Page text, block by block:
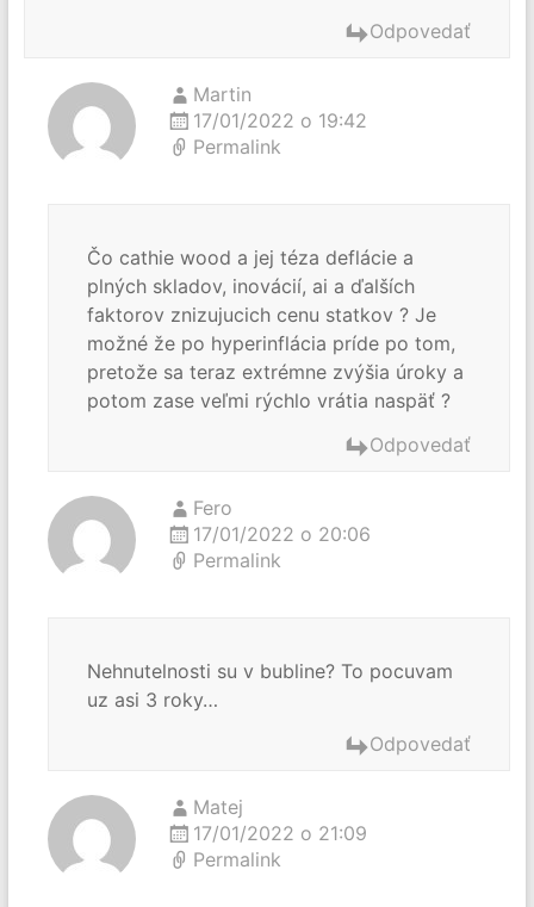
Odpovedať
Martin
17/01/2022 o 19:42
Permalink
Čo cathie wood a jej téza deflácie a
plných skladov, inovácií, ai a ďalších
faktorov znizujucich cenu statkov ? Je
možné že po hyperinflácia príde po tom,
pretože sa teraz extrémne zvýšia úroky a
potom zase veľmi rýchlo vrátia naspäť ?
Odpovedať
Fero
17/01/2022 o 20:06
Permalink
Nehnutelnosti su v bubline? To pocuvam
uz asi 3 roky…
Odpovedať
Matej
17/01/2022 o 21:09
Permalink